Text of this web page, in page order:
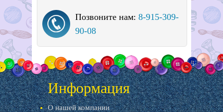
Позвоните нам: 8-915-309-
90-08
Информация
О нашей компании